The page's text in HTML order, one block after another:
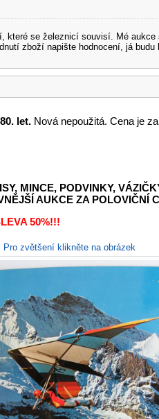
které se železnicí souvisí. Mé
zboží napište hodnocení, já budu
let. Nová nepoužitá. Cena je
MINCE, PODVINKY,
AUKCE ZA
50%!!!
Pro zvětšení klikněte na obrázek